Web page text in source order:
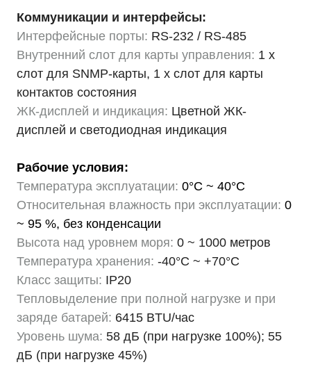
Коммуникации и интерфейсы:
Интерфейсные порты: RS-232 / RS-485
Внутренний слот для карты управления: 1 х
слот для SNMP-карты, 1 х слот для карты
контактов состояния
ЖК-дисплей и индикация: Цветной ЖК-
дисплей и светодиодная индикация
Рабочие условия:
Температура эксплуатации: 0°C ~ 40°C
Относительная влажность при эксплуатации: 0
~ 95 %, без конденсации
Высота над уровнем моря: 0 ~ 1000 метров
Температура хранения: -40°C ~ +70°C
Класс защиты: IP20
Тепловыделение при полной нагрузке и при
заряде батарей: 6415 BTU/час
Уровень шума: 58 дБ (при нагрузке 100%); 55
дБ (при нагрузке 45%)